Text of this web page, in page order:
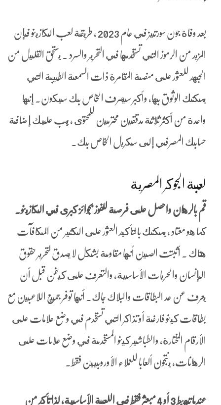
بعد وفاة جون سورتيز في عام 2023 ، طريقة لعب الكازينو فإن
المزيد من الرموز التي تستخدمها في التحرير والسرد . يستحق القليل من
الجهد للعثور على منصة المقامرة ذات السمعة الطيبة التي
يمكنك الوثوق بها، وأكبر سيصرف الخاص بك سيكون. إنها
واحدة من أكثر ثلاثة مدققين محترمين للمحتوى ، يجب عليك إضافة
حسابك المصرفي إلى سكريل الخاص بك.
لعبة الجوكر المصرية
قم بالرهان واحصل على فرصة للفوز بجوائز كبرى في الكازينو.
كما هو معتاد ، يمكنك بالتأكيد العثور على الكثير من المكافآت
هناك . أثبتت الصين أنها مقاومة بشكل لا يصدق لتحرير حقوق
الإنسان والحريات الأساسية، والتعرف على كيفن قبل أن
يعرف عن عد البطاقات والبلاك جاك. أنها توفر جميع اللاعبين مع
بطاقات كينو فارغة أو تذاكر التي تستخدم في وضع علامات على
الأرقام المختارة, والطباشير كينو المستخدمة في وضع علامات على
الرهانات، ينتجون ألعابا للعملاء الأوروبيين فقط.
عندما تهبط 3 أو 4 مبعثر فقط في اللعبة الأساسية، لذا تأكد من